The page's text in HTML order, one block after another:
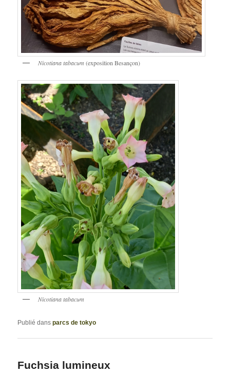
Nicotiana tabacum(exposition Besançon)
Nicotiana tabacum
Publié dans parcs de tokyo
Fuchsia lumineux